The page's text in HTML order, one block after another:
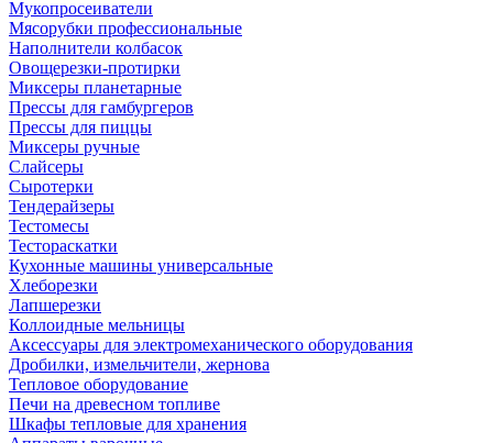
Мукопросеиватели
Мясорубки профессиональные
Наполнители колбасок
Овощерезки-протирки
Миксеры планетарные
Прессы для гамбургеров
Прессы для пиццы
Миксеры ручные
Слайсеры
Сыротерки
Тендерайзеры
Тестомесы
Тестораскатки
Кухонные машины универсальные
Хлеборезки
Лапшерезки
Коллоидные мельницы
Аксессуары для электромеханического оборудования
Дробилки, измельчители, жернова
Тепловое оборудование
Печи на древесном топливе
Шкафы тепловые для хранения